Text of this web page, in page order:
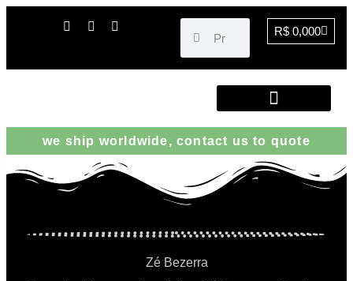
R$ 0,000
we ship worldwide, contact us to quote
Zé Bezerra